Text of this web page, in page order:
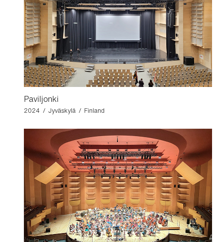
Paviljonki
2024 / Jyväskylä / Finland